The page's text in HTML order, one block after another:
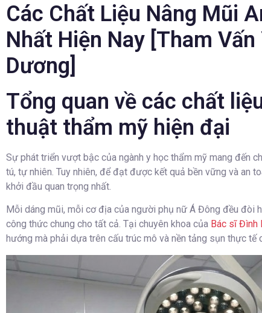
Các Chất Liệu Nâng Mũi
Nhất Hiện Nay [Tham
Dương]
Tổng quan về các chất
thuật thẩm mỹ hiện đại
Sự phát triển vượt bậc của ngành y học thẩm mỹ mang đến
tú, tự nhiên. Tuy nhiên, để đạt được kết quả bền vững và an
khởi đầu quan trọng nhất.
Mỗi dáng mũi, mỗi cơ địa của người phụ nữ Á Đông đều đòi
công thức chung cho tất cả. Tại chuyên khoa của Bác sĩ Đình
hướng mà phải dựa trên cấu trúc mô và nền tảng sụn thực tế